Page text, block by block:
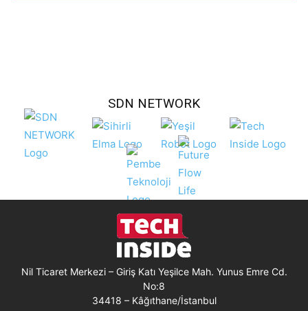
SDN NETWORK
Nil Ticaret Merkezi – Giriş Katı Yeşilce Mah. Yunus Emre Cd.
No:8
34418 – Kâğıthane/İstanbul